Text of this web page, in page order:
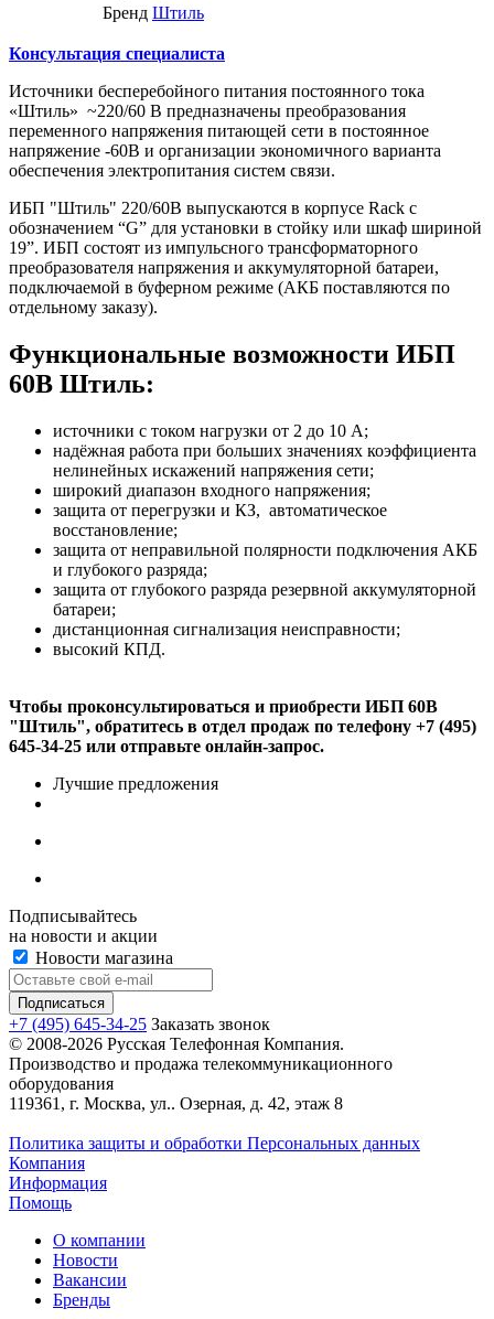
Бренд Штиль
Консультация специалиста
Источники бесперебойного питания постоянного тока
«Штиль» ~220/60 В предназначены преобразования
переменного напряжения питающей сети в постоянное
напряжение -60В и организации экономичного варианта
обеспечения электропитания систем связи.
ИБП "Штиль" 220/60В выпускаются в корпусе Rack с
обозначением “G” для установки в стойку или шкаф шириной
19”. ИБП состоят из импульсного трансформаторного
преобразователя напряжения и аккумуляторной батареи,
подключаемой в буферном режиме (АКБ поставляются по
отдельному заказу).
Функциональные возможности ИБП
60В Штиль:
источники с током нагрузки от 2 до 10 А;
надёжная работа при больших значениях коэффициента
нелинейных искажений напряжения сети;
широкий диапазон входного напряжения;
защита от перегрузки и КЗ, автоматическое
восстановление;
защита от неправильной полярности подключения АКБ
и глубокого разряда;
защита от глубокого разряда резервной аккумуляторной
батареи;
дистанционная сигнализация неисправности;
высокий КПД.
Чтобы проконсультироваться и приобрести ИБП 60В
"Штиль", обратитесь в отдел продаж по телефону +7 (495)
645-34-25 или отправьте онлайн-запрос.
Лучшие предложения
Подписывайтесь
на новости и акции
Новости магазина
+7 (495) 645-34-25 Заказать звонок
© 2008-2026 Русская Телефонная Компания.
Производство и продажа телекоммуникационного
оборудования
119361, г. Москва, ул.. Озерная, д. 42, этаж 8
Политика защиты и обработки Персональных данных
Компания
Информация
Помощь
О компании
Новости
Вакансии
Бренды